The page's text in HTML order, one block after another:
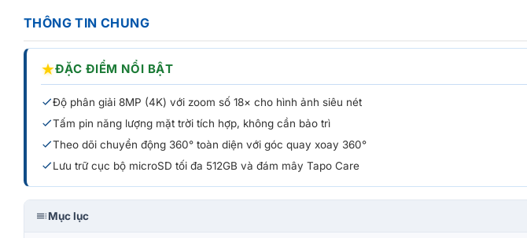
THÔNG TIN CHUNG
★ĐẶC ĐIỂM NỔI BẬT
Độ phân giải 8MP (4K) với zoom số 18× cho hình ảnh siêu nét
Tấm pin năng lượng mặt trời tích hợp, không cần bảo trì
Theo dõi chuyển động 360° toàn diện với góc quay xoay 360°
Lưu trữ cục bộ microSD tối đa 512GB và đám mây Tapo Care
Mục lục